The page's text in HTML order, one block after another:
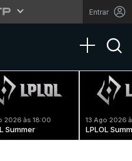
Entrar
Toggle
2026 às 18:00
Summer
13 Ago 2026
LPLOL